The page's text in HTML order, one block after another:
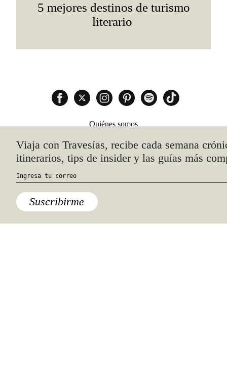
5 mejores destinos de turismo
literario
Travesías nació en agosto de 2001 y desde
entonces se consolidó una voz experta en
Quiénes somos
hola@travesiasmedia.com